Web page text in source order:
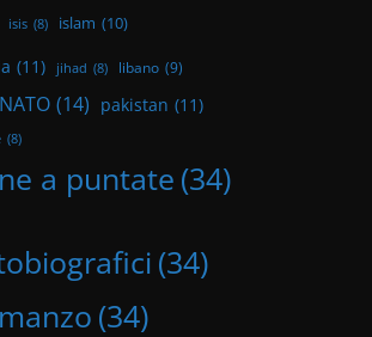
isis (8) islam (10)
(11) jihad (8) libano (9)
NATO (14) pakistan (11)
(8)
a puntate (34)
(34)
(34)